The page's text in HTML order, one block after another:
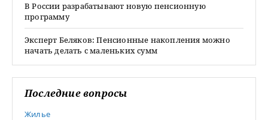
В России разрабатывают новую пенсионную
программу
Эксперт Беляков: Пенсионные накопления можно
начать делать с маленьких сумм
Последние вопросы
Жилье